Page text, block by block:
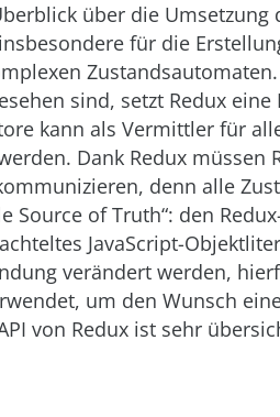
über die Umsetzung
für die
sind, setzt Redux
kann als Vermittler für
Dank Redux müssen
denn alle
Source of Truth“: den
JavaScript-
verändert werden,
um den Wunsch
von Redux ist sehr